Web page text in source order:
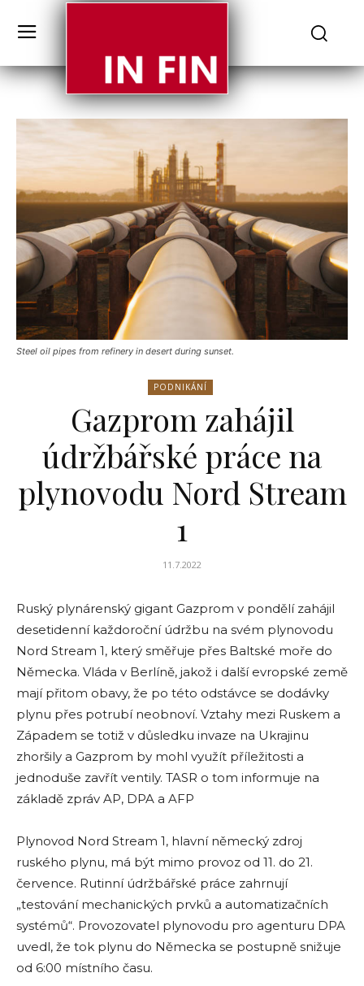
Steel oil pipes from refinery in desert during sunset.
PODNIKÁNÍ
Gazprom zahájil
údržbářské práce na
plynovodu Nord Stream
1
11.7.2022
Ruský plynárenský gigant Gazprom v pondělí zahájil
desetidenní každoroční údržbu na svém plynovodu
Nord Stream 1, který směřuje přes Baltské moře do
Německa. Vláda v Berlíně, jakož i další evropské země
mají přitom obavy, že po této odstávce se dodávky
plynu přes potrubí neobnoví. Vztahy mezi Ruskem a
Západem se totiž v důsledku invaze na Ukrajinu
zhoršily a Gazprom by mohl využít příležitosti a
jednoduše zavřít ventily. TASR o tom informuje na
základě zpráv AP, DPA a AFP
Plynovod Nord Stream 1, hlavní německý zdroj
ruského plynu, má být mimo provoz od 11. do 21.
července. Rutinní údržbářské práce zahrnují
„testování mechanických prvků a automatizačních
systémů“. Provozovatel plynovodu pro agenturu DPA
uvedl, že tok plynu do Německa se postupně snižuje
od 6:00 místního času.